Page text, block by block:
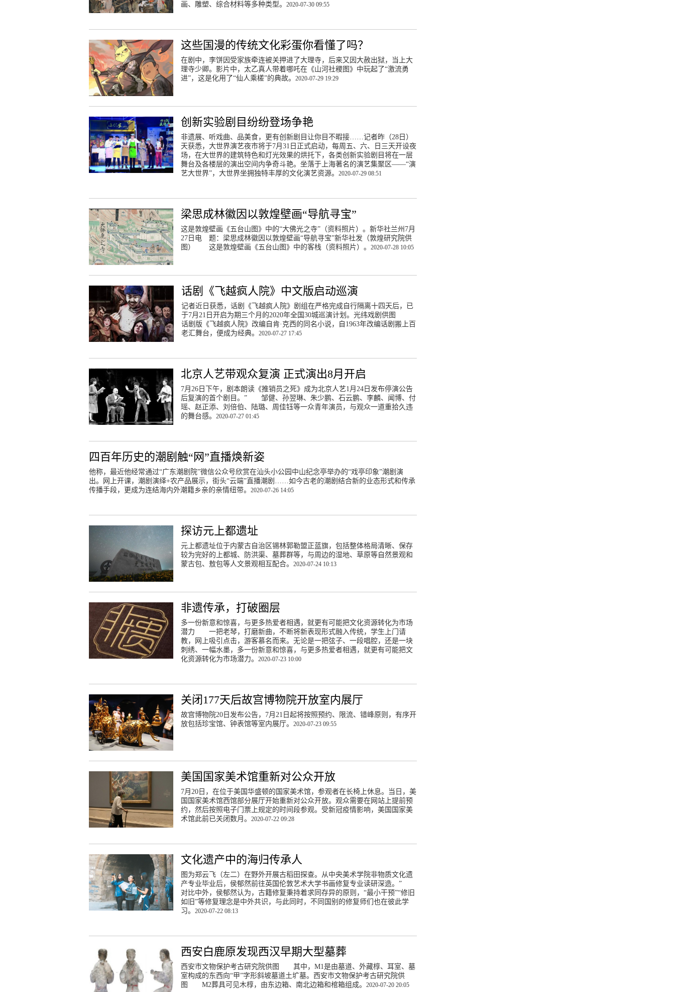
画、雕塑、综合材料等多种类型。2020-07-30 09:55
这些国漫的传统文化彩蛋你看懂了吗？
在剧中，李饼因受家族牵连被关押进了大理寺，后来又因大赦出狱，当上大
理寺少卿。影片中，太乙真人带着哪吒在《山河社稷图》中玩起了“激流勇
进”，这是化用了“仙人乘槎”的典故。 2020-07-29 19:29
创新实验剧目纷纷登场争艳
非遗展、听戏曲、品美食，更有创新剧目让你目不暇接……记者昨（28日）
天获悉，大世界演艺夜市将于7月31日正式启动，每周五、六、日三天开设夜
场，在大世界的建筑特色和灯光效果的烘托下，各类创新实验剧目将在一层
舞台及各楼层的演出空间内争奇斗艳。坐落于上海著名的演艺集聚区——“演
艺大世界”，大世界坐拥独特丰厚的文化演艺资源。2020-07-29 08:51
梁思成林徽因以敦煌壁画“导航寻宝”
这是敦煌壁画《五台山图》中的“大佛光之寺”（资料照片）。新华社兰州7月
27日电 题：梁思成林徽因以敦煌壁画“导航寻宝”新华社发（敦煌研究院供
图） 这是敦煌壁画《五台山图》中的客栈（资料照片）。2020-07-28 10:05
话剧《飞越疯人院》中文版启动巡演
记者近日获悉，话剧《飞越疯人院》剧组在严格完成自行隔离十四天后，已
于7月21日开启为期三个月的2020年全国30城巡演计划。光纬戏剧供图
话剧版《飞越疯人院》改编自肯·克西的同名小说，自1963年改编话剧搬上百
老汇舞台，便成为经典。2020-07-27 17:45
北京人艺带观众复演 正式演出8月开启
7月26日下午，剧本朗读《推销员之死》成为北京人艺1月24日发布停演公告
后复演的首个剧目。” 邹健、孙翌琳、朱少鹏、石云鹏、李麟、闻博、付
瑶、赵正添、刘倍伯、陆璐、周佳钰等一众青年演员，与观众一道重拾久违
的舞台感。2020-07-27 01:45
四百年历史的潮剧触“网”直播焕新姿
他称，最近他经常通过“广东潮剧院”微信公众号欣赏在汕头小公园中山纪念亭举办的“戏亭印象”潮剧演
出。网上开课，潮剧演绎+农产品展示，街头“云端”直播潮剧……如今古老的潮剧结合新的业态形式和传承
传播手段，更成为连结海内外潮籍乡亲的亲情纽带。 2020-07-26 14:05
探访元上都遗址
元上都遗址位于内蒙古自治区锡林郭勒盟正蓝旗，包括整体格局清晰、保存
较为完好的上都城、防洪渠、墓葬群等，与周边的湿地、草原等自然景观和
蒙古包、敖包等人文景观相互配合。 2020-07-24 10:13
非遗传承，打破圈层
多一份新意和惊喜，与更多热爱者相遇，就更有可能把文化资源转化为市场
潜力 一把老琴，打磨新曲，不断将新表现形式融入传统，学生上门请
教，网上吸引点击，游客慕名而来。无论是一把弦子、一段唱腔，还是一块
刺绣、一幅水墨，多一份新意和惊喜，与更多热爱者相遇，就更有可能把文
化资源转化为市场潜力。 2020-07-23 10:00
关闭177天后故宫博物院开放室内展厅
故宫博物院20日发布公告，7月21日起将按照预约、限流、错峰原则，有序开
放包括珍宝馆、钟表馆等室内展厅。2020-07-23 09:55
美国国家美术馆重新对公众开放
7月20日，在位于美国华盛顿的国家美术馆，参观者在长椅上休息。当日，美
国国家美术馆西馆部分展厅开始重新对公众开放。观众需要在网站上提前预
约，然后按照电子门票上规定的时间段参观。受新冠疫情影响，美国国家美
术馆此前已关闭数月。2020-07-22 09:28
文化遗产中的海归传承人
图为郑云飞（左二）在野外开展古稻田探查。从中央美术学院非物质文化遗
产专业毕业后，侯郁然前往英国伦敦艺术大学书画修复专业读研深造。”
对比中外，侯郁然认为，古籍修复秉持着求同存异的原则，“最小干预”“修旧
如旧”等修复理念是中外共识，与此同时，不同国别的修复师们也在彼此学
习。2020-07-22 08:13
西安白鹿原发现西汉早期大型墓葬
西安市文物保护考古研究院供图 其中，M1是由墓道、外藏椁、耳室、墓
室构成的东西向“甲”字形斜坡墓道土圹墓。西安市文物保护考古研究院供
图 M2葬具可见木椁，由东边箱、南北边箱和棺箱组成。 2020-07-20 20:05